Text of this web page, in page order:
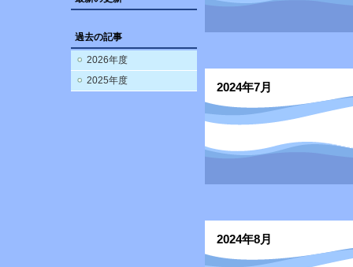
過去の記事
2026年度
2025年度
2024年7月
2024年8月